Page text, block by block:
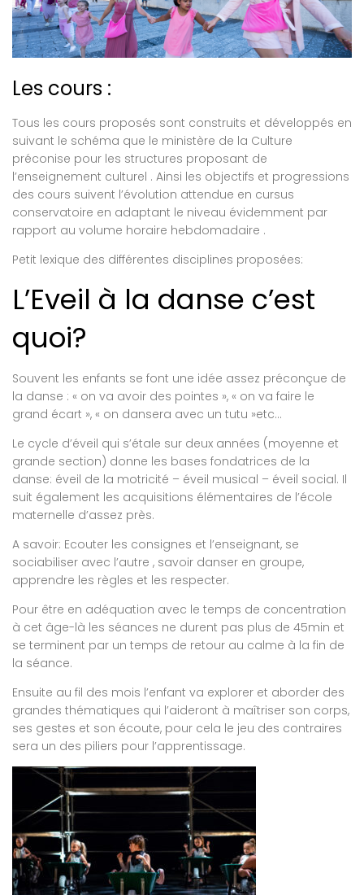
Les cours :
Tous les cours proposés sont construits et développés en
suivant le schéma que le ministère de la Culture
préconise pour les structures proposant de
l’enseignement culturel . Ainsi les objectifs et progressions
des cours suivent l’évolution attendue en cursus
conservatoire en adaptant le niveau évidemment par
rapport au volume horaire hebdomadaire .
Petit lexique des différentes disciplines proposées:
L’Eveil à la danse c’est
quoi?
Souvent les enfants se font une idée assez préconçue de
la danse : « on va avoir des pointes », « on va faire le
grand écart », « on dansera avec un tutu »etc…
Le cycle d’éveil qui s’étale sur deux années (moyenne et
grande section) donne les bases fondatrices de la
danse: éveil de la motricité – éveil musical – éveil social. Il
suit également les acquisitions élémentaires de l’école
maternelle d’assez près.
A savoir: Ecouter les consignes et l’enseignant, se
sociabiliser avec l’autre , savoir danser en groupe,
apprendre les règles et les respecter.
Pour être en adéquation avec le temps de concentration
à cet âge-là les séances ne durent pas plus de 45min et
se terminent par un temps de retour au calme à la fin de
la séance.
Ensuite au fil des mois l’enfant va explorer et aborder des
grandes thématiques qui l’aideront à maîtriser son corps,
ses gestes et son écoute, pour cela le jeu des contraires
sera un des piliers pour l’apprentissage.